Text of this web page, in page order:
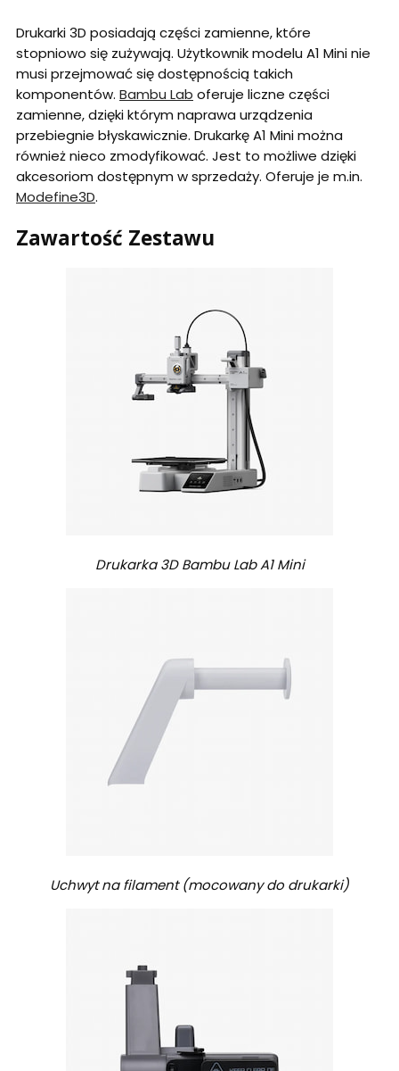
Drukarki 3D posiadają części zamienne, które
stopniowo się zużywają. Użytkownik modelu A1 Mini nie
musi przejmować się dostępnością takich
komponentów. Bambu Lab oferuje liczne części
zamienne, dzięki którym naprawa urządzenia
przebiegnie błyskawicznie. Drukarkę A1 Mini można
również nieco zmodyfikować. Jest to możliwe dzięki
akcesoriom dostępnym w sprzedaży. Oferuje je m.in.
Modefine3D.
Zawartość Zestawu
Drukarka 3D Bambu Lab A1 Mini
Uchwyt na filament (mocowany do drukarki)